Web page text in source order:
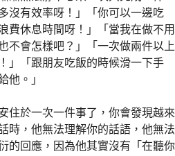
沒有效率呀！」「你可以一邊吃
費休息時間呀！」「當我在做不用
不會怎樣吧？」「一次做兩件以上
」「跟朋友吃飯的時候滑一下手
他。」
住於一次一件事了，你會發現越來
時，他無法理解你的話語，他無法
的回應，因為他其實沒有「在聽你